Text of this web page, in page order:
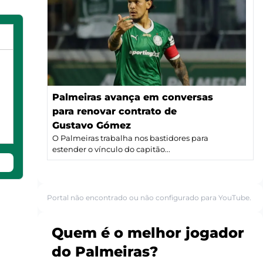
Palmeiras avança em conversas
para renovar contrato de
Gustavo Gómez
O Palmeiras trabalha nos bastidores para
estender o vínculo do capitão...
Portal não encontrado ou não configurado para YouTube.
Quem é o melhor jogador
do Palmeiras?